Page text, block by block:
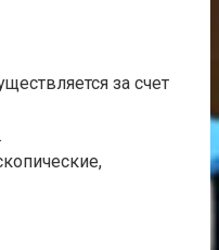
за счет